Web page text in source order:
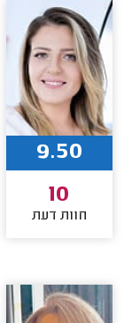
9.50
10
חוות דעת